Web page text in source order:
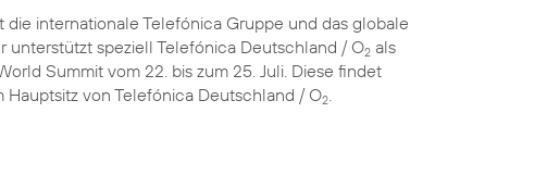
internationale Telefónica Gruppe und das globale
unterstützt speziell Telefónica Deutschland / O2 als
Summit vom 22. bis zum 25. Juli. Diese findet
von Telefónica Deutschland / O2.